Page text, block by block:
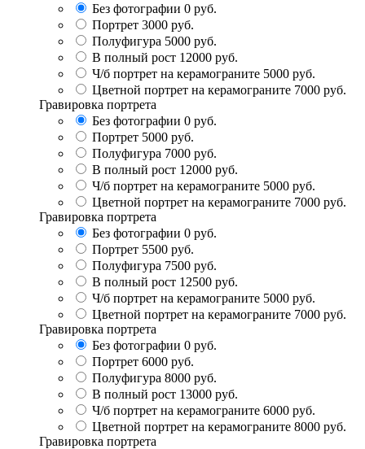
Без фотографии 0 руб.
Портрет 3000 руб.
Полуфигура 5000 руб.
В полный рост 12000 руб.
Ч/б портрет на керамограните 5000 руб.
Цветной портрет на керамограните 7000 руб.
Гравировка портрета
Без фотографии 0 руб.
Портрет 5000 руб.
Полуфигура 7000 руб.
В полный рост 12000 руб.
Ч/б портрет на керамограните 5000 руб.
Цветной портрет на керамограните 7000 руб.
Гравировка портрета
Без фотографии 0 руб.
Портрет 5500 руб.
Полуфигура 7500 руб.
В полный рост 12500 руб.
Ч/б портрет на керамограните 5000 руб.
Цветной портрет на керамограните 7000 руб.
Гравировка портрета
Без фотографии 0 руб.
Портрет 6000 руб.
Полуфигура 8000 руб.
В полный рост 13000 руб.
Ч/б портрет на керамограните 6000 руб.
Цветной портрет на керамограните 8000 руб.
Гравировка портрета